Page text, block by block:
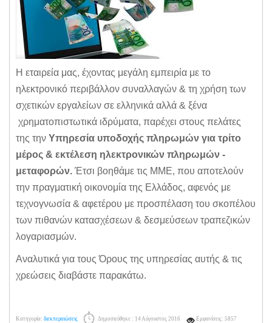
Η εταιρεία μας, έχοντας μεγάλη εμπειρία με το
ηλεκτρονικό περιβάλλον συναλλαγών & τη χρήση των
σχετικών εργαλείων σε ελληνικά αλλά & ξένα
χρηματοπιστωτικά ιδρύματα, παρέχει στους πελάτες
της την Υπηρεσία υποδοχής πληρωμών για τρίτο
μέρος & εκτέλεση ηλεκτρονικών πληρωμών -
μεταφορών. Έτσι βοηθάμε τις ΜΜΕ, που αποτελούν
την πραγματική οικονομία της Ελλάδος, αφενός με
τεχνογνωσία & αφετέρου με προσπέλαση του σκοπέλου
των πιθανών κατασχέσεων & δεσμεύσεων τραπεζικών
λογαριασμών.
Αναλυτικά για τους Όρους της υπηρεσίας αυτής & τις
χρεώσεις διαβάστε παρακάτω.
Κατηγορία: διεκπεραιώσεις Δημοσιεύθηκε : 14 Αύγουστος 2016 Εμφανίσεις: 5857